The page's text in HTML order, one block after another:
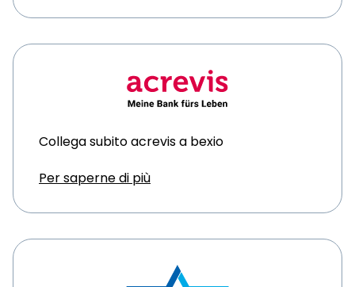
Collega subito acrevis a bexio
Per saperne di più